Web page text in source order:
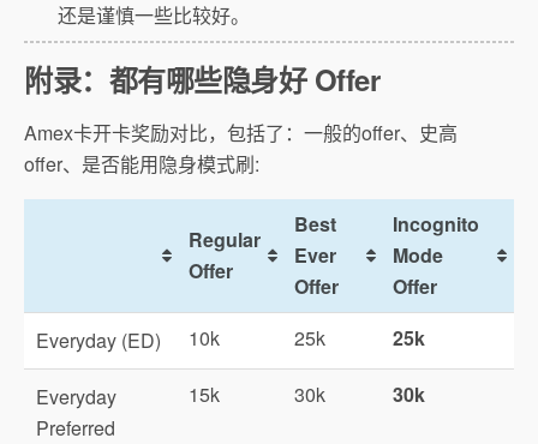
还是谨慎一些比较好。
附录：都有哪些隐身好 Offer
Amex卡开卡奖励对比，包括了：一般的offer、史高
offer、是否能用隐身模式刷:
Regular
Offer
Best
Ever
Offer
Incognito
Mode
Offer
Everyday (ED)
10k 25k 25k
Everyday
Preferred
15k 30k 30k